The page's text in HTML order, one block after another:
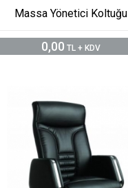
Massa Yönetici Koltuğu
0,00 TL + KDV